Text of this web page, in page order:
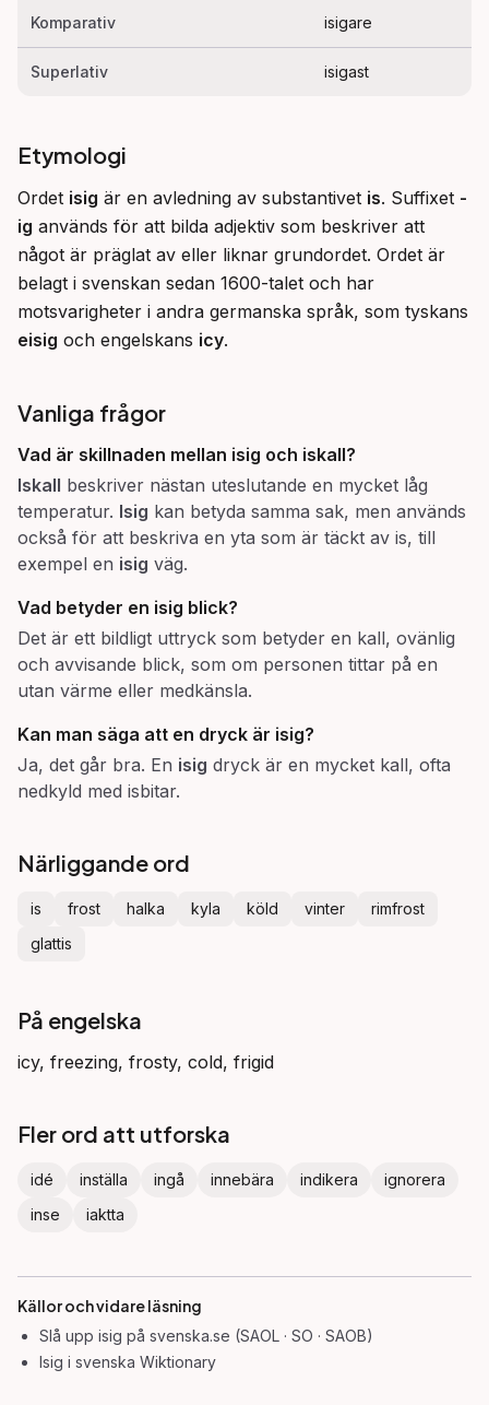
Komparativ isigare
Superlativ isigast
Etymologi
Ordet isig är en avledning av substantivet is. Suffixet -
ig används för att bilda adjektiv som beskriver att
något är präglat av eller liknar grundordet. Ordet är
belagt i svenskan sedan 1600-talet och har
eisig och engelskans icy.
Vanliga frågor
Vad är skillnaden mellan isig och iskall?
Iskall beskriver nästan uteslutande en mycket låg
temperatur. Isig kan betyda samma sak, men används
också för att beskriva en yta som är täckt av is, till
exempel en isig väg.
Vad betyder en isig blick?
Det är ett bildligt uttryck som betyder en kall, ovänlig
och avvisande blick, som om personen tittar på en
utan värme eller medkänsla.
Kan man säga att en dryck är isig?
Ja, det går bra. En isig dryck är en mycket kall, ofta
nedkyld med isbitar.
Närliggande ord
is frost halka kyla köld vinter
rimfrost
glattis
På engelska
icy, freezing, frosty, cold, frigid
Fler ord att utforska
idé inställa ingå innebära indikera
ignorera
inse
iaktta
Källor och vidare läsning
Slå upp isig på svenska.se (SAOL · SO · SAOB)
Isig i svenska Wiktionary